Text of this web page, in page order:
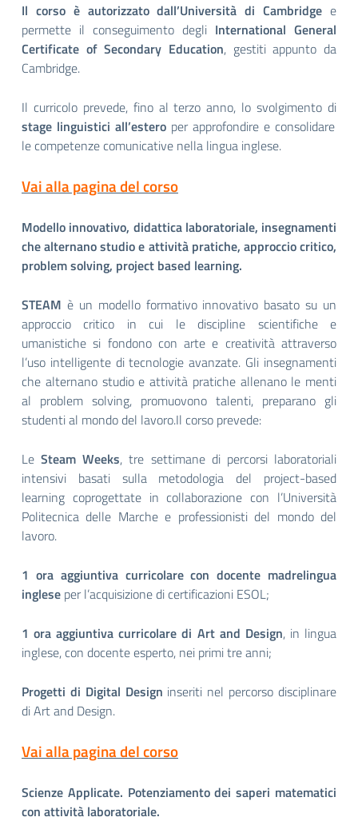
Il corso è autorizzato dall’Università di Cambridge e
permette il conseguimento degli International General
Certificate of Secondary Education, gestiti appunto da
Cambridge.
Il curricolo prevede, fino al terzo anno, lo svolgimento di
stage linguistici all’estero per approfondire e consolidare
le competenze comunicative nella lingua inglese.
Vai alla pagina del corso
Modello innovativo, didattica laboratoriale, insegnamenti
che alternano studio e attività pratiche, approccio critico,
problem solving, project based learning.
STEAM è un modello formativo innovativo basato su un
approccio critico in cui le discipline scientifiche e
umanistiche si fondono con arte e creatività attraverso
l’uso intelligente di tecnologie avanzate. Gli insegnamenti
che alternano studio e attività pratiche allenano le menti
al problem solving, promuovono talenti, preparano gli
studenti al mondo del lavoro.Il corso prevede:
LeSteam Weeks, tre settimane di percorsi laboratoriali
intensivi basati sulla metodologia del project-based
learning coprogettate in collaborazione con l’Università
Politecnica delle Marche e professionisti del mondo del
lavoro.
1 ora aggiuntiva curricolare con docente madrelingua
inglese per l’acquisizione di certificazioni ESOL;
1 ora aggiuntiva curricolare di Art and Design, in lingua
inglese, con docente esperto, nei primi tre anni;
Progetti di Digital Design inseriti nel percorso disciplinare
di Art and Design.
Vai alla pagina del corso
Scienze Applicate. Potenziamento dei saperi matematici
con attività laboratoriale.